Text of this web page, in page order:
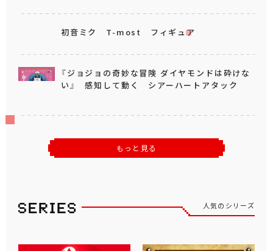
初音ミク T-most フィギュア
『ジョジョの奇妙な冒険 ダイヤモンドは砕けな
い』 感知して動く シアーハートアタック
もっと見る
人気のシリーズ